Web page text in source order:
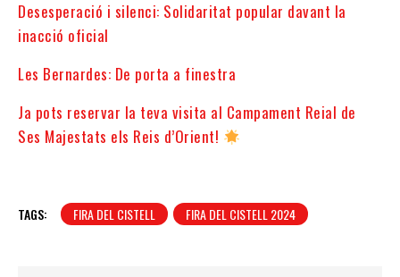
Desesperació i silenci: Solidaritat popular davant la
inacció oficial
Les Bernardes: De porta a finestra
Ja pots reservar la teva visita al Campament Reial de
Ses Majestats els Reis d’Orient!
TAGS: FIRA DEL CISTELL FIRA DEL CISTELL 2024